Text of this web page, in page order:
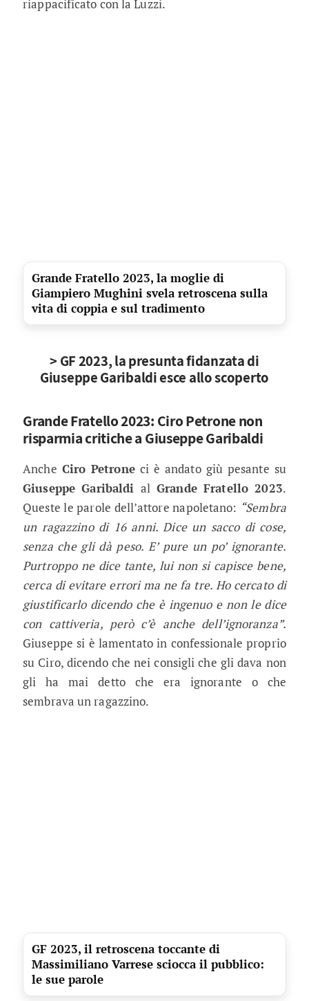
riappacificato con la Luzzi.
Grande Fratello 2023, la moglie di
Giampiero Mughini svela retroscena sulla
vita di coppia e sul tradimento
> GF 2023, la presunta fidanzata di
Giuseppe Garibaldi esce allo scoperto
Grande Fratello 2023: Ciro Petrone non
risparmia critiche a Giuseppe Garibaldi
Anche Ciro Petroneci è andato giù pesante su
Giuseppe Garibaldi alGrande Fratello 2023.
Queste le parole dell’attore napoletano: “Sembra
un ragazzino di 16 anni. Dice un sacco di cose,
senza che gli dà peso. E’ pure un po’ ignorante.
Purtroppo ne dice tante, lui non si capisce bene,
cerca di evitare errori ma ne fa tre. Ho cercato di
giustificarlo dicendo che è ingenuo e non le dice
con cattiveria, però c’è anche dell’ignoranza”.
Giuseppe si è lamentato in confessionale proprio
su Ciro, dicendo che nei consigli che gli dava non
gli ha mai detto che era ignorante o che
sembrava un ragazzino.
GF 2023, il retroscena toccante di
Massimiliano Varrese sciocca il pubblico:
le sue parole